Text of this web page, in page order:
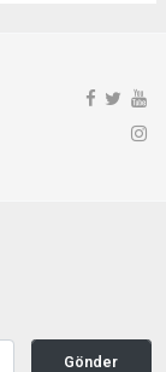
Gönder